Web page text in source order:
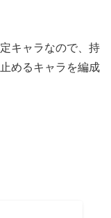
キャラなので、持
めるキャラを編成